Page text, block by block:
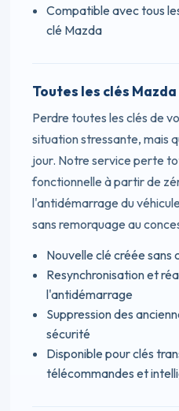
Compatible avec tous
clé Mazda
Toutes les clés
Perdre toutes les clés de
situation stressante, mais
jour. Notre service perte
fonctionnelle à partir de
l'antidémarrage du
sans remorquage au
Nouvelle clé créée sans
Resynchronisation et
l'antidémarrage
Suppression des
sécurité
Disponible pour clés
télécommandes et